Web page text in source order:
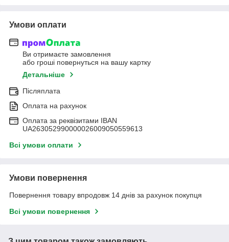
Умови оплати
Ви отримаєте замовлення
або гроші повернуться на вашу картку
Детальніше
Післяплата
Оплата на рахунок
Оплата за реквізитами IBAN
UA263052990000026009050559613
Всі умови оплати
Умови повернення
Повернення товару впродовж 14 днів за рахунок покупця
Всі умови повернення